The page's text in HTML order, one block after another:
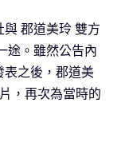
郡道美玲 雙方
途。雖然公告內
表之後，郡道美
，再次為當時的